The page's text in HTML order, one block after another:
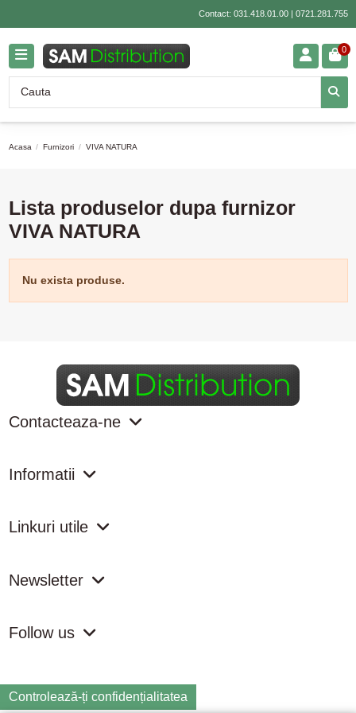
Contact: 031.418.01.00| 0721.281.755
0
Acasa Furnizori VIVA NATURA
Lista produselor dupa furnizor
VIVA NATURA
Nu exista produse.
Contacteaza-ne
Informatii
Linkuri utile
Newsletter
Follow us
Controlează-ți confidențialitatea